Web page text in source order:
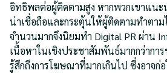
อิทธิพลต่อผู้ติดตามสูง หากพวกเขาแนะ
น่าเชื่อถือและกระตุ้นให้ผู้ติดตามทำตาม
จำนวนมากจึงนิยมทำ Digital PR ผ่าน
เนื้อหาในเชิงประชาสัมพันธ์มากกว่ากา
รู้สึกถึงการโฆษณาที่มากเกินไป ซึ่งอาจก่